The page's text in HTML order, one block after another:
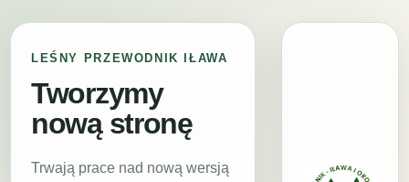
LEŚNY PRZEWODNIK IŁAWA
Tworzymy
nową stronę
Trwają prace nad nową wersją